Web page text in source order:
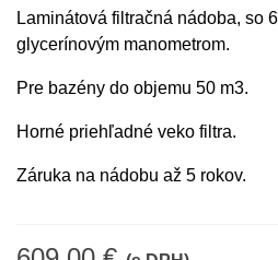
Laminátová filtračná nádoba, so
glycerínovým manometrom.
Pre bazény do objemu 50 m3.
Horné priehľadné veko filtra.
Záruka na nádobu až 5 rokov.